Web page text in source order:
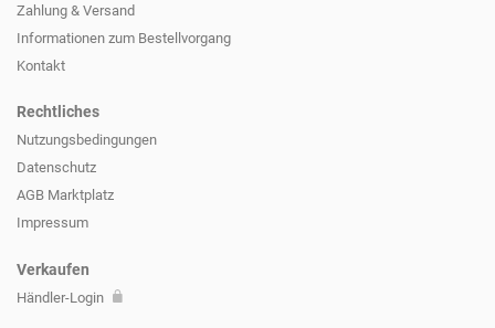
Zahlung & Versand
Informationen zum Bestellvorgang
Kontakt
Rechtliches
Nutzungsbedingungen
Datenschutz
AGB Marktplatz
Impressum
Verkaufen
Händler-Login